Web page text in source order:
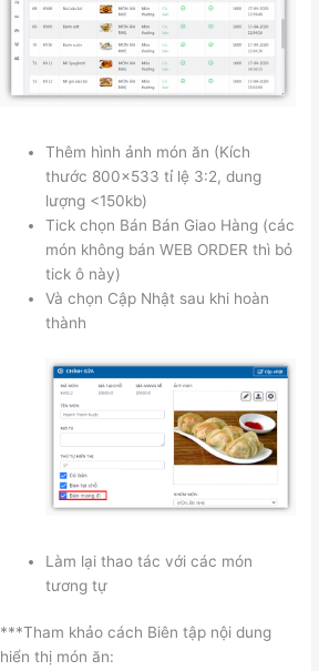
Thêm hình ảnh món ăn (Kích
thước 800×533 tỉ lệ 3:2, dung
lượng <150kb)
Tick chọn Bán Bán Giao Hàng (các
món không bán WEB ORDER thì bỏ
tick ô này)
Và chọn Cập Nhật sau khi hoàn
thành
Làm lại thao tác với các món
tương tự
***Tham khảo cách Biên tập nội dung
hiển thị món ăn: